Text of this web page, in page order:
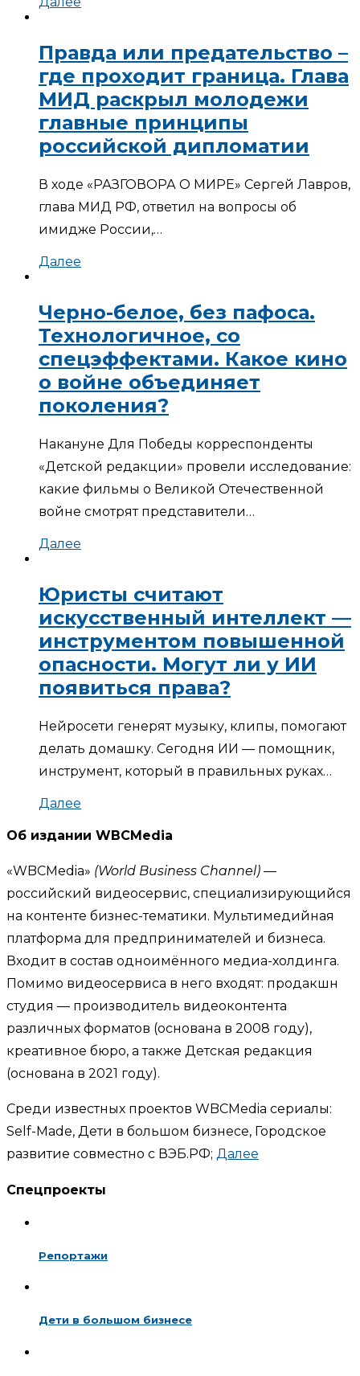
Правда или предательство –
где проходит граница. Глава
МИД раскрыл молодежи
главные принципы
российской дипломатии
В ходе «РАЗГОВОРА О МИРЕ» Сергей Лавров,
глава МИД РФ, ответил на вопросы об
имидже России,…
Далее
Черно-белое, без пафоса.
Технологичное, со
спецэффектами. Какое кино
о войне объединяет
поколения?
Накануне Для Победы корреспонденты
«Детской редакции» провели исследование:
какие фильмы о Великой Отечественной
войне смотрят представители…
Далее
Юристы считают
искусственный интеллект —
инструментом повышенной
опасности. Могут ли у ИИ
появиться права?
Нейросети генерят музыку, клипы, помогают
делать домашку. Сегодня ИИ — помощник,
инструмент, который в правильных руках…
Далее
Об издании WBCMedia
«WBCMedia» (World Business Channel) —
российский видеосервис, специализирующийся
на контенте бизнес-тематики. Мультимедийная
платформа для предпринимателей и бизнеса.
Входит в состав одноимённого медиа-холдинга.
Помимо видеосервиса в него входят: продакшн
студия — производитель видеоконтента
различных форматов (основана в 2008 году),
креативное бюро, а также Детская редакция
(основана в 2021 году).
Среди известных проектов WBCMedia сериалы:
Self-Made, Дети в большом бизнесе, Городское
развитие совместно с ВЭБ.РФ; Далее
Спецпроекты
Репортажи
Дети в большом бизнесе